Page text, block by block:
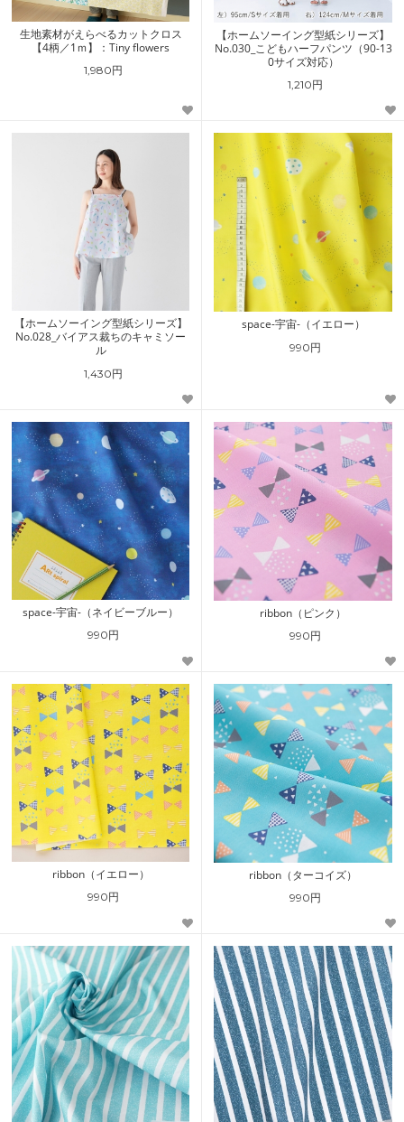
生地素材がえらべるカットクロス
【4柄／1ｍ】：Tiny flowers
1,980円
【ホームソーイング型紙シリーズ】
No.030_こどもハーフパンツ（90-13
0サイズ対応）
1,210円
【ホームソーイング型紙シリーズ】
No.028_バイアス裁ちのキャミソー
ル
1,430円
space-宇宙-（イエロー）
990円
space-宇宙-（ネイビーブルー）
990円
ribbon（ピンク）
990円
ribbon（イエロー）
990円
ribbon（ターコイズ）
990円